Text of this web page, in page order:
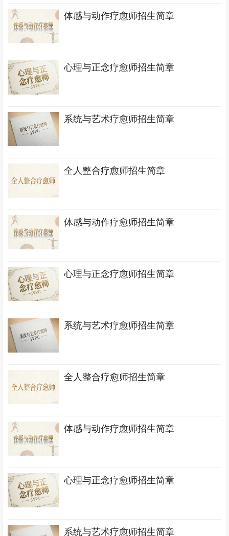
体感与动作疗愈师招生简章
心理与正念疗愈师招生简章
系统与艺术疗愈师招生简章
全人整合疗愈师招生简章
体感与动作疗愈师招生简章
心理与正念疗愈师招生简章
系统与艺术疗愈师招生简章
全人整合疗愈师招生简章
体感与动作疗愈师招生简章
心理与正念疗愈师招生简章
系统与艺术疗愈师招生简章